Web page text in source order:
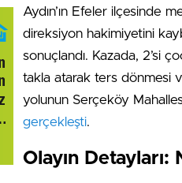
Aydın’ın Efeler ilçesinde
direksiyon hakimiyetini
sonuçlandı. Kazada, 2’si
takla atarak ters dönmesi
yolunun Serçeköy
gerçekleşti.
Olayın Detayları: